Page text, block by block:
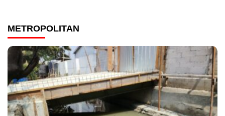
METROPOLITAN